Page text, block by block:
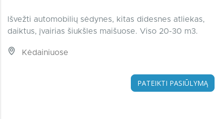
Išvežti automobilių sėdynes, kitas didesnes atliekas,
daiktus, įvairias šiukšles maišuose. Viso 20-30 m3.
Kėdainiuose
PATEIKTI PASIŪLYMĄ